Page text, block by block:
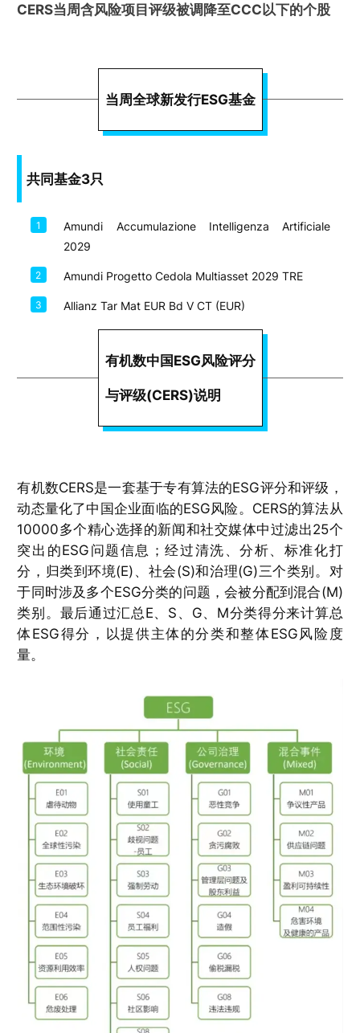
CERS当周含风险项目评级被调降至CCC以下的个股
当周全球新发行ESG基金
共同基金3只
1
Amundi Accumulazione Intelligenza Artificiale
2029
2 Amundi Progetto Cedola Multiasset 2029 TRE
3 Allianz Tar Mat EUR Bd V CT (EUR)
有机数中国ESG风险评分
与评级(CERS)说明
有机数CERS是一套基于专有算法的ESG评分和评级，
动态量化了中国企业面临的ESG风险。CERS的算法从
10000多个精心选择的新闻和社交媒体中过滤出25个
突出的ESG问题信息；经过清洗、分析、标准化打
分，归类到环境(E)、社会(S)和治理(G)三个类别。对
于同时涉及多个ESG分类的问题，会被分配到混合(M)
类别。最后通过汇总E、S、G、M分类得分来计算总
体ESG得分，以提供主体的分类和整体ESG风险度
量。